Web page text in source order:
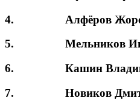
4. Алфёров Жорес
5. Мельников
6. Кашин
7. Новиков